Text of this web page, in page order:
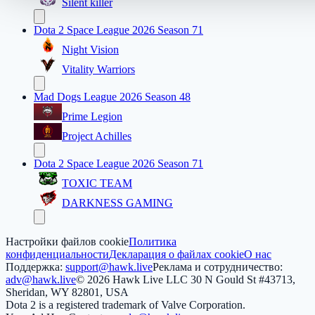
Silent killer
Dota 2 Space League 2026 Season 71
Night Vision
Vitality Warriors
Mad Dogs League 2026 Season 48
Prime Legion
Project Achilles
Dota 2 Space League 2026 Season 71
TOXIC TEAM
DARKNESS GAMING
Настройки файлов cookieПолитика
конфиденциальностиДекларация о файлах cookieО нас
Поддержка: support@hawk.liveРеклама и сотрудничество:
adv@hawk.live© 2026 Hawk Live LLC 30 N Gould St #43713,
Sheridan, WY 82801, USA
Dota 2 is a registered trademark of Valve Corporation.